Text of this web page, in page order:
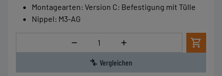
Montagearten: Version C: Befestigung mit Tülle
Nippel: M3-AG
Menge
Vergleichen